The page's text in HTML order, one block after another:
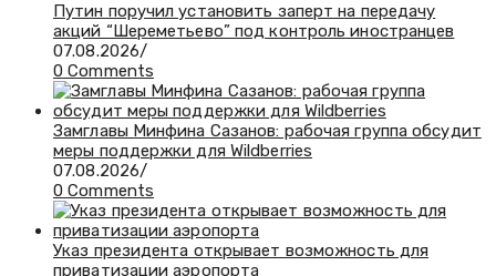
Путин поручил установить заперт на передачу
акций “Шереметьево” под контроль иностранцев
07.08.2026/
0 Comments
Замглавы Минфина Сазанов: рабочая группа обсудит
меры поддержки для Wildberries
07.08.2026/
0 Comments
Указ президента открывает возможность для
приватизации аэропорта